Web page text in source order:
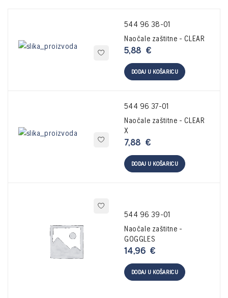
544 96 38-01
Naočale zaštitne - CLEAR
5,88 €
DODAJ U KOŠARICU
544 96 37-01
Naočale zaštitne - CLEAR
X
7,88 €
DODAJ U KOŠARICU
544 96 39-01
Naočale zaštitne -
GOGGLES
14,96€
DODAJ U KOŠARICU